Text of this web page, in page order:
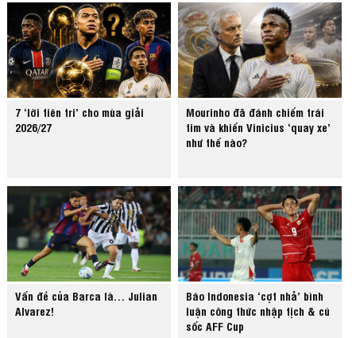
7 ‘lời tiên tri’ cho mùa giải
2026/27
Mourinho đã đánh chiếm trái
tim và khiến Vinicius ‘quay xe’
như thế nào?
Vấn đề của Barca là… Julian
Alvarez!
Báo Indonesia ‘cợt nhả’ bình
luận công thức nhập tịch & cú
sốc AFF Cup